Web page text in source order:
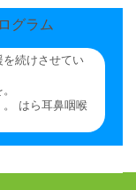
グラム
続けさせてい
はら耳鼻咽喉